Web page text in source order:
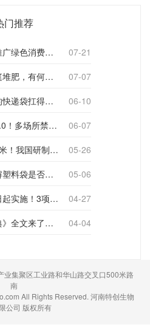
门推荐
国务院批复！推广绿色消费，引导使用环保可降解包装材料
07-21
工业堆肥和家庭堆肥，有何不同？
07-07
雨季来了，你的快递袋扛得住吗？
06-10
上海垃圾分类3.0！多场所禁止使用一次性塑料袋；推动快递包装绿色转型
06-07
厚度仅0.006毫米！我国研制出超薄型全生物降解渗水地膜
05-26
印刷对生物降解塑料袋是否构成影响？
05-06
2026年10月1日起实施！3项生物降解能力检测新国标
04-27
《生态环境法典》全文来了！降解材料、生物基应用与包装环保规范
04-04
业集聚区工业路和华山路交叉口500米路
南
All Rights Reserved. 河南特创生物
公司 版权所有